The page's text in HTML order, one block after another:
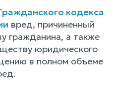
кодекса
вред, причиненный
гражданина, а также
юридического
в полном объеме